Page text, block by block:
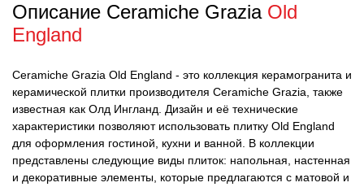
Описание Ceramiche Grazia Old
England
Ceramiche Grazia Old England - это коллекция керамогранита и
керамической плитки производителя Ceramiche Grazia, также
известная как Олд Ингланд. Дизайн и её технические
характеристики позволяют использовать плитку Old England
для оформления гостиной, кухни и ванной. В коллекции
представлены следующие виды плиток: напольная, настенная
и декоративные элементы, которые предлагаются с матовой и